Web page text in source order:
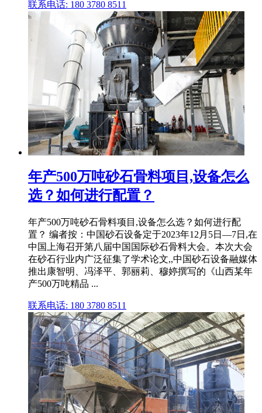
联系电话: 180 3780 8511
年产500万吨砂石骨料项目,设备怎么
选？如何进行配置？
年产500万吨砂石骨料项目,设备怎么选？如何进行配
置？ 编者按：中国砂石设备定于2023年12月5日—7日,在
中国上海召开第八届中国国际砂石骨料大会。本次大会
在砂石行业内广泛征集了学术论文,,中国砂石设备融媒体
推出康智明、冯泽平、郭丽莉、穆婷撰写的《山西某年
产500万吨精品 ...
联系电话: 180 3780 8511